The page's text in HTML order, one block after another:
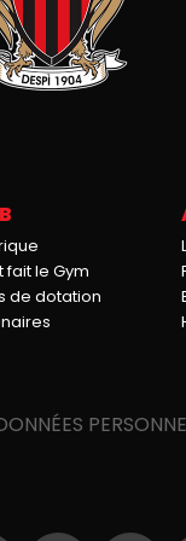
fait le Gym
de dotation